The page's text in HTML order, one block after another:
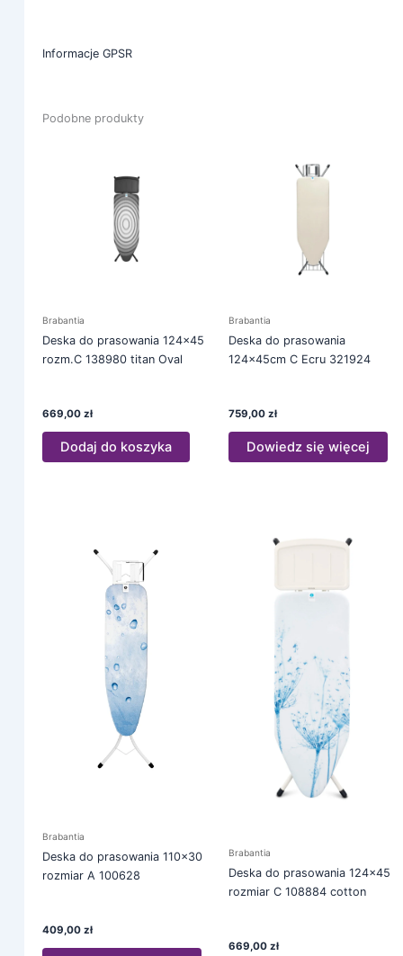
Informacje GPSR
Podobne produkty
Brabantia
Deska do prasowania 124×45
rozm.C 138980 titan Oval
669,00 zł
Dodaj do koszyka
Brabantia
Deska do prasowania
124x45cm C Ecru 321924
759,00 zł
Dowiedz się więcej
Brabantia
Deska do prasowania 110×30
rozmiar A 100628
409,00 zł
Brabantia
Deska do prasowania 124×45
rozmiar C 108884 cotton
669,00 zł